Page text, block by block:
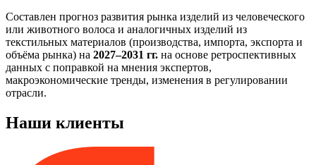
Составлен прогноз развития рынка изделий из человеческого
или животного волоса и аналогичных изделий из
текстильных материалов (производства, импорта, экспорта и
объёма рынка) на 2027–2031 гг. на основе ретроспективных
данных с поправкой на мнения экспертов,
макроэкономические тренды, изменения в регулировании
отрасли.
Наши клиенты